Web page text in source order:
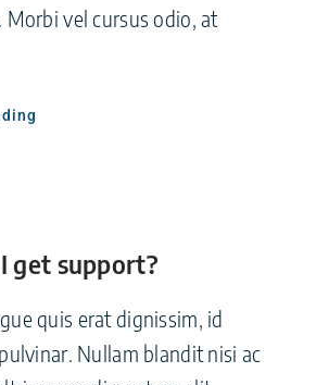
Morbi vel cursus odio, at
get support?
quis erat dignissim, id
Nullam blandit nisi ac